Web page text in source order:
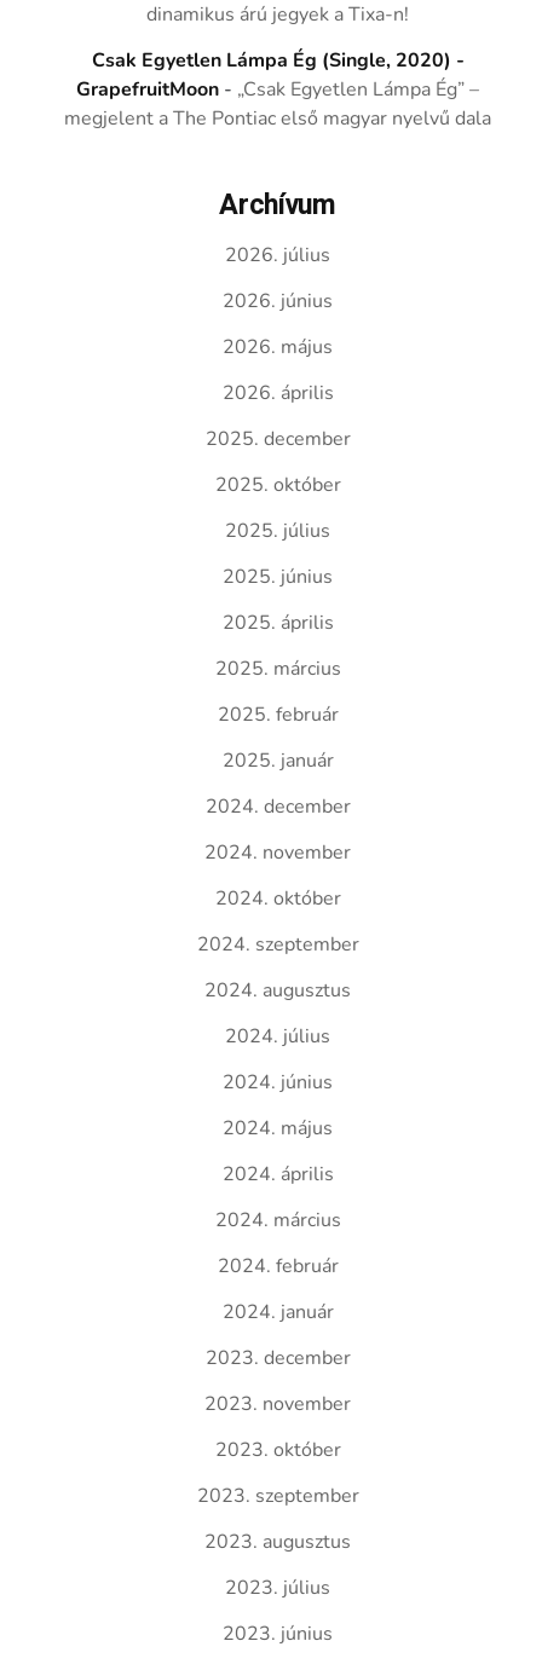
dinamikus árú jegyek a Tixa-n!
Csak Egyetlen Lámpa Ég (Single, 2020) -
GrapefruitMoon - „Csak Egyetlen Lámpa Ég” –
megjelent a The Pontiac első magyar nyelvű dala
Archívum
2026. július
2026. június
2026. május
2026. április
2025. december
2025. október
2025. július
2025. június
2025. április
2025. március
2025. február
2025. január
2024. december
2024. november
2024. október
2024. szeptember
2024. augusztus
2024. július
2024. június
2024. május
2024. április
2024. március
2024. február
2024. január
2023. december
2023. november
2023. október
2023. szeptember
2023. augusztus
2023. július
2023. június